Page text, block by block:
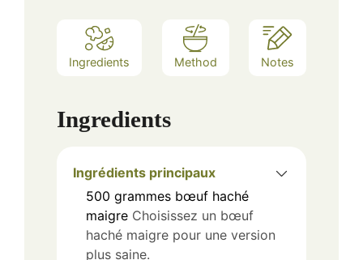
Ingredients Method Notes
Ingredients
Ingrédients principaux
500 grammes bœuf haché
maigre Choisissez un bœuf
haché maigre pour une version
plus saine.